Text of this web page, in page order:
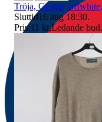
Tröja, Gestuz,
Sluttid16 aug 18:30.
Pris:11 kr,Ledande bud.